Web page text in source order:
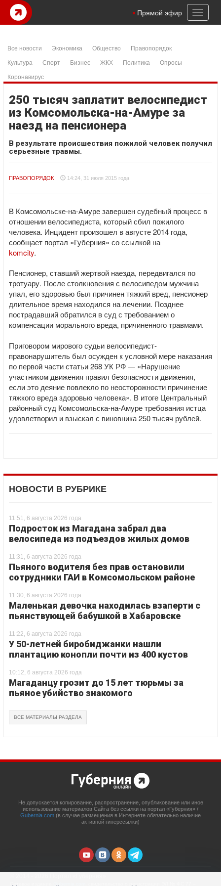
Toggle
Прямой эфир
Все новости Экономика Общество
Правопорядок
Культура
Спорт Бизнес ЖКХ Политика
Опросы
Коронавирус
250 тысяч заплатит велосипедист
из Комсомольска-на-Амуре за
наезд на пенсионера
В результате происшествия пожилой человек получил
серьезные травмы.
ПРАВОПОРЯДОК 14:24, 31 июля 2015 года
В Комсомольске-на-Амуре завершен судебный процесс в
отношении велосипедиста, который сбил пожилого
человека. Инцидент произошел в августе 2014 года,
сообщает портал «Губерния» со ссылкой на
komcity.
Пенсионер, ставший жертвой наезда, передвигался по
тротуару. После столкновения с велосипедом мужчина
упал, его здоровью был причинен тяжкий вред, пенсионер
длительное время находился на лечении. Позднее
пострадавший обратился в суд с требованием о
компенсации морального вреда, причиненного травмами.
Приговором мирового судьи велосипедист-
правонарушитель был осужден к условной мере наказания
по первой части статьи 268 УК РФ — «Нарушение
участником движения правил безопасности движения,
если это деяние повлекло по неосторожности причинение
тяжкого вреда здоровью человека». В итоге Центральный
районный суд Комсомольска-на-Амуре требования истца
удовлетворил и взыскал с виновника 250 тысяч рублей.
НОВОСТИ В РУБРИКЕ
11:51, 6 августа 2026 года
Подросток из Магадана забрал два
велосипеда из подъездов жилых домов
11:31, 6 августа 2026 года
Пьяного водителя без прав остановили
сотрудники ГАИ в Комсомольском районе
11:30, 6 августа 2026 года
Маленькая девочка находилась взаперти с
пьянствующей бабушкой в Хабаровске
11:22, 6 августа 2026 года
У 50-летней биробиджанки нашли
плантацию конопли почти из 400 кустов
10:12, 6 августа 2026 года
Магаданцу грозит до 15 лет тюрьмы за
пьяное убийство знакомого
ВСЕ МАТЕРИАЛЫ РАЗДЕЛА
Не допускается копирование, распространение, опубликование или иное
использование материалов Сайта без ссылки на портал «Губерния» /
Gubernia.com (в случае размещения в Интернете обязательно наличие
активной гиперссылки)